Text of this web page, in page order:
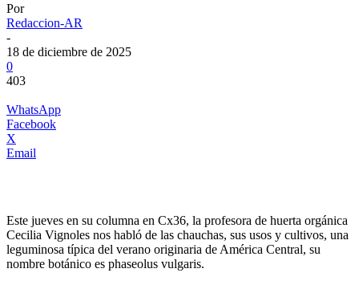
Por
Redaccion-AR
-
18 de diciembre de 2025
0
403
WhatsApp
Facebook
X
Email
Este jueves en su columna en Cx36, la profesora de huerta orgánica
Cecilia Vignoles nos habló de las chauchas, sus usos y cultivos, una
leguminosa típica del verano originaria de América Central, su
nombre botánico es phaseolus vulgaris.